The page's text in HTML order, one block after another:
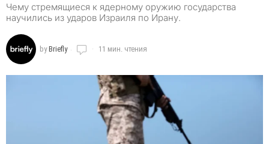
Чему стремящиеся к ядерному оружию государства
научились из ударов Израиля по Ирану.
byBriefly 11 мин. чтения